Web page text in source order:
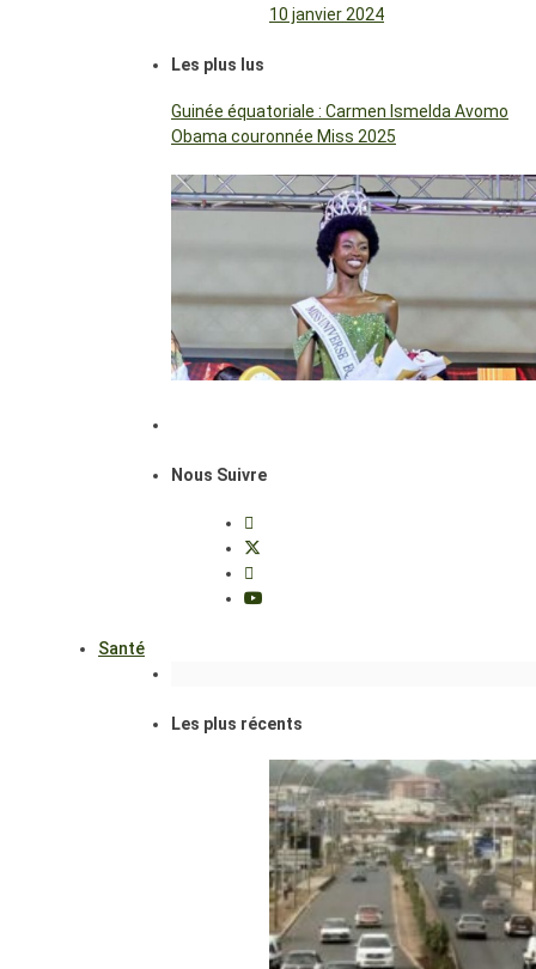
10 janvier 2024
Les plus lus
Guinée équatoriale : Carmen Ismelda Avomo
Obama couronnée Miss 2025
Nous Suivre
Santé
Les plus récents